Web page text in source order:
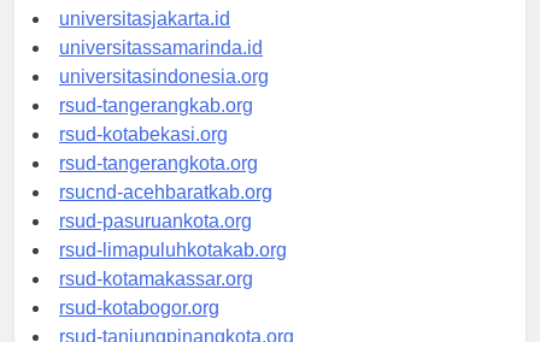
universitassalor.id
universitasjakarta.id
universitassamarinda.id
universitasindonesia.org
rsud-tangerangkab.org
rsud-kotabekasi.org
rsud-tangerangkota.org
rsucnd-acehbaratkab.org
rsud-pasuruankota.org
rsud-limapuluhkotakab.org
rsud-kotamakassar.org
rsud-kotabogor.org